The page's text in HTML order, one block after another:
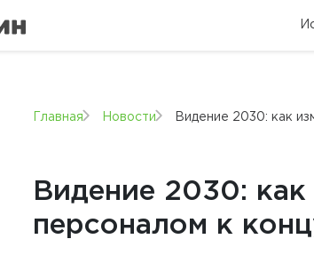
Главная Новости Видение 2030: как
Видение 2030: как
персоналом к